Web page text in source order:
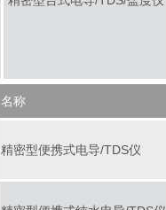
名称
精密型便携式电导/TDS仪